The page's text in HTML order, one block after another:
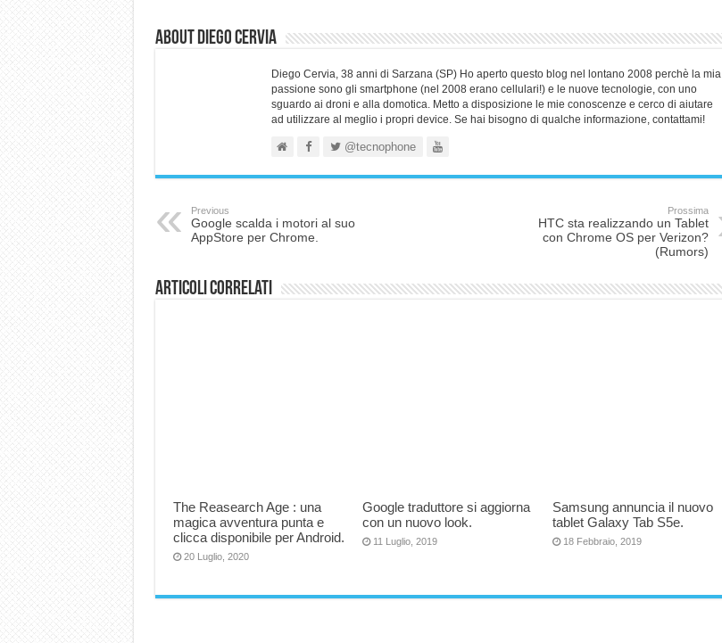
About Diego Cervia
Diego Cervia, 38 anni di Sarzana (SP) Ho aperto questo blog nel lontano 2008 perchè la mia
passione sono gli smartphone (nel 2008 erano cellulari!) e le nuove tecnologie, con uno
sguardo ai droni e alla domotica. Metto a disposizione le mie conoscenze e cerco di aiutare
ad utilizzare al meglio i propri device. Se hai bisogno di qualche informazione, contattami!
@tecnophone
Previous
Google scalda i motori al suo
AppStore per Chrome.
Prossima
HTC sta realizzando un Tablet
con Chrome OS per Verizon?
(Rumors)
Articoli correlati
The Reasearch Age : una
magica avventura punta e
clicca disponibile per Android.
20 Luglio, 2020
Google traduttore si aggiorna
con un nuovo look.
11 Luglio, 2019
Samsung annuncia il nuovo
tablet Galaxy Tab S5e.
18 Febbraio, 2019